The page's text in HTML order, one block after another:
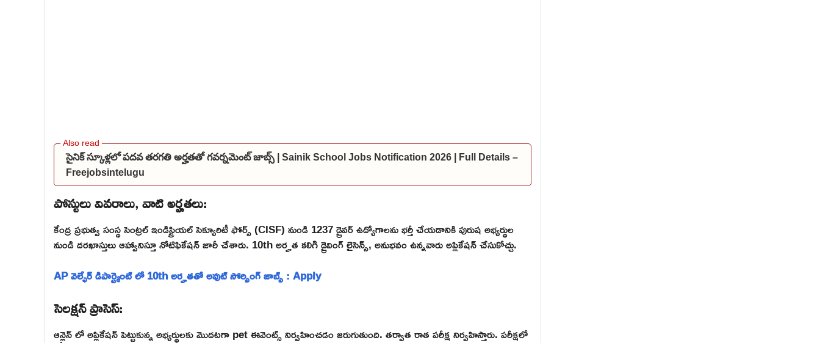
సైనిక్ స్కూళ్లలో పదవ తరగతి అర్హతతో గవర్నమెంట్ జాబ్స్ | Sainik School Jobs Notification 2026 | Full Details –
Freejobsintelugu
పోస్టులు వివరాలు, వాటి అర్హతలు:
కేంద్ర ప్రభుత్వ సంస్థ సెంట్రల్ ఇండిస్ట్రియల్ సెక్యూరిటీ ఫోర్స్ (CISF) నుండి 1237 డ్రైవర్ ఉద్యోగాలను భర్తీ చేయడానికి పురుష అభ్యర్థుల
నుండి దరఖాస్తులు ఆహ్వానిస్తూ నోటిఫికేషన్ జారీ చేశారు. 10th అర్హత కలిగి డ్రైవింగ్ లైసెన్స్, అనుభవం ఉన్నవారు అప్లికేషన్ చేసుకోచ్చు.
AP వెల్ఫేర్ డిపార్ట్మెంట్ లో 10th అర్హతతో అవుట్ సోర్సింగ్ జాబ్స్ : Apply
సెలక్షన్ ప్రాసెస్:
ఆన్లైన్ లో అప్లికేషన్ పెట్టుకున్న అభ్యర్థులకు మొదటగా pet ఈవెంట్స్ నిర్వహించడం జరుగుతుంది. తర్వాత రాత పరీక్ష నిర్వహిస్తారు. పరీక్షలో